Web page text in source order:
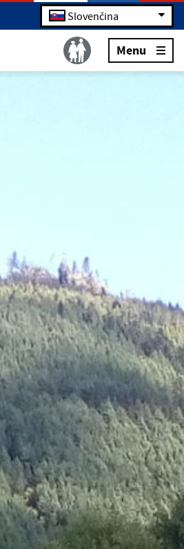
Slovenčina
Menu